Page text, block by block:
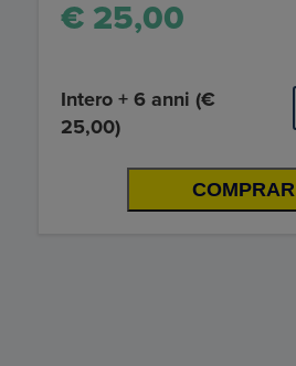
€ 25,00
Intero + 6 anni (€
25,00)